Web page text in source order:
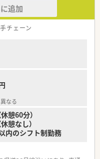
追加
チェーン
なる
憩60分）
なし）
内のシフト制勤務